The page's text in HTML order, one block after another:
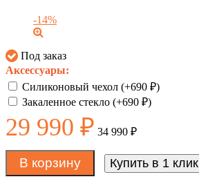
-14%
Под заказ
Аксессуары:
Силиконовый чехол (+690 ₽)
Закаленное стекло (+690 ₽)
29 990 ₽ 34 990 ₽
В корзину Купить в 1 клик